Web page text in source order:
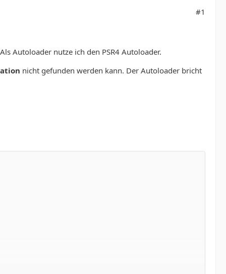
#1
Autoloader nutze ich den PSR4 Autoloader.
nicht gefunden werden kann. Der Autoloader bricht